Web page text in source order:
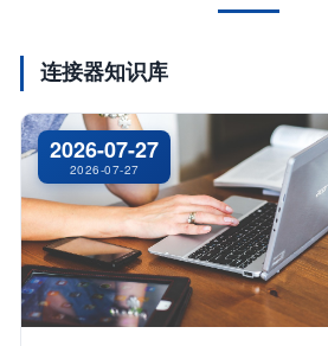
连接器知识库
2026-07-27
2026-07-27